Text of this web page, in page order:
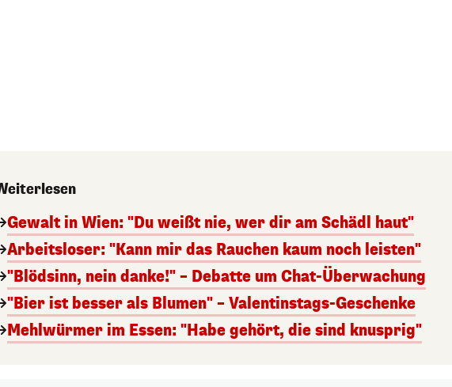
Gewalt in Wien: "Du weißt nie, wer dir am Schädl haut"
Arbeitsloser: "Kann mir das Rauchen kaum noch leisten"
"Blödsinn, nein danke!" – Debatte um Chat-Überwachung
"Bier ist besser als Blumen" – Valentinstags-Geschenke
Mehlwürmer im Essen: "Habe gehört, die sind knusprig"